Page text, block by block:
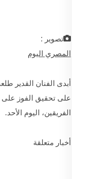
تصوير :
المصري اليوم
أبدى الفنان القدير
على تحقيق الفوز على
الفريقين، اليوم الأحد.
أخبار متعلقة